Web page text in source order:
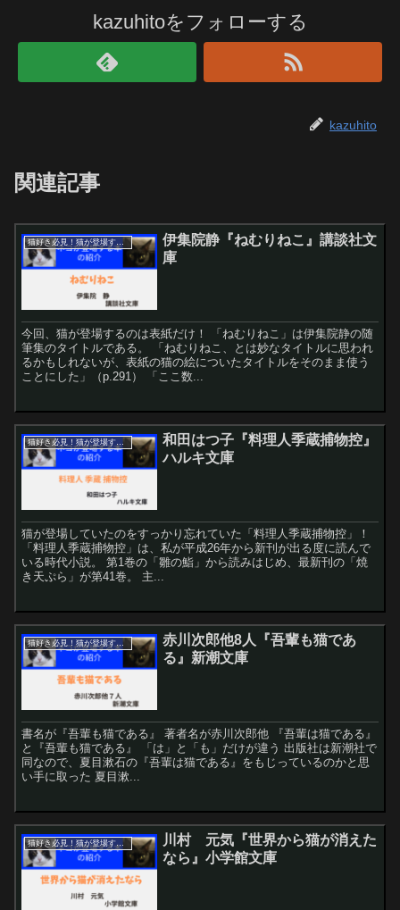
kazuhitoをフォローする
kazuhito
関連記事
猫好き必見！猫が登場する本紹介！
伊集院静『ねむりねこ』講談社文
庫
今回、猫が登場するのは表紙だけ！ 「ねむりねこ」は伊集院静の随
筆集のタイトルである。 「ねむりねこ、とは妙なタイトルに思われ
るかもしれないが、表紙の猫の絵についたタイトルをそのまま使う
ことにした」（p.291） 「ここ数...
猫好き必見！猫が登場する本紹介！
和田はつ子『料理人季蔵捕物控』
ハルキ文庫
猫が登場していたのをすっかり忘れていた「料理人季蔵捕物控」！
「料理人季蔵捕物控」は、私が平成26年から新刊が出る度に読んで
いる時代小説。 第1巻の「雛の鮨」から読みはじめ、最新刊の「焼
き天ぷら」が第41巻。 主...
猫好き必見！猫が登場する本紹介！
赤川次郎他8人『吾輩も猫であ
る』新潮文庫
書名が『吾輩も猫である』 著者名が赤川次郎他 『吾輩は猫である』
と『吾輩も猫である』 「は」と「も」だけが違う 出版社は新潮社で
同なので、夏目漱石の『吾輩は猫である』をもじっているのかと思
い手に取った 夏目漱...
猫好き必見！猫が登場する本紹介！
川村 元気『世界から猫が消えた
なら』小学館文庫